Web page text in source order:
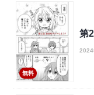
無料
第
2024